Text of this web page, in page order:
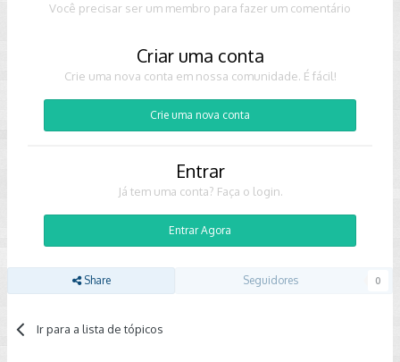
Você precisar ser um membro para fazer um comentário
Criar uma conta
Crie uma nova conta em nossa comunidade. É fácil!
Crie uma nova conta
Entrar
Já tem uma conta? Faça o login.
Entrar Agora
Share Seguidores 0
Ir para a lista de tópicos